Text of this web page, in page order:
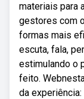
materiais para
gestores com
formas mais
escuta, fala,
estimulando o
feito.
da experiência: